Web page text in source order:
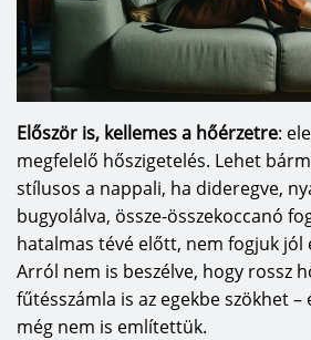
Először is, kellemes a hőérzetre:
megfelelő hőszigetelés. Lehet
stílusos a nappali, ha dideregve,
bugyolálva, össze-összekoccanó
hatalmas tévé előtt, nem fogjuk jól
Arról nem is beszélve, hogy rossz
fűtésszámla is az egekbe szökhet –
még nem is említettük.